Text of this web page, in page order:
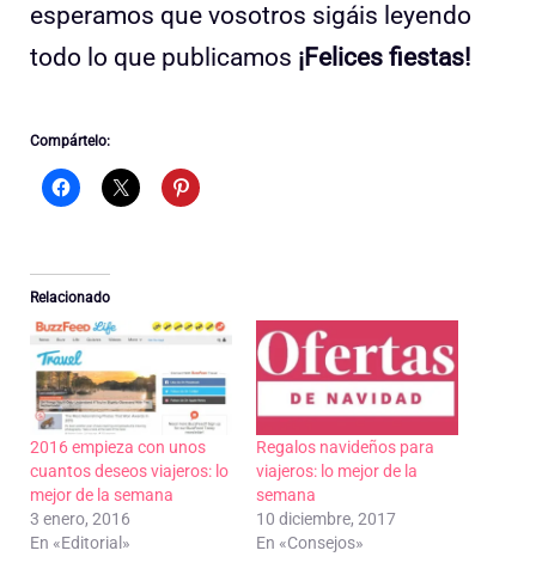
esperamos que vosotros sigáis leyendo
todo lo que publicamos ¡Felices fiestas!
Compártelo:
Relacionado
2016 empieza con unos
cuantos deseos viajeros: lo
mejor de la semana
3 enero, 2016
En «Editorial»
Regalos navideños para
viajeros: lo mejor de la
semana
10 diciembre, 2017
En «Consejos»